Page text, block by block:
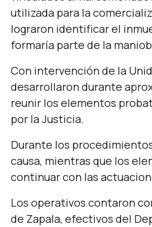
utilizada para la
lograron identificar el
formaría parte de la
Con intervención de la
desarrollaron durante
reunir los elementos
por la Justicia.
Durante los
causa, mientras que los
continuar con las
Los operativos contaron
de Zapala, efectivos del